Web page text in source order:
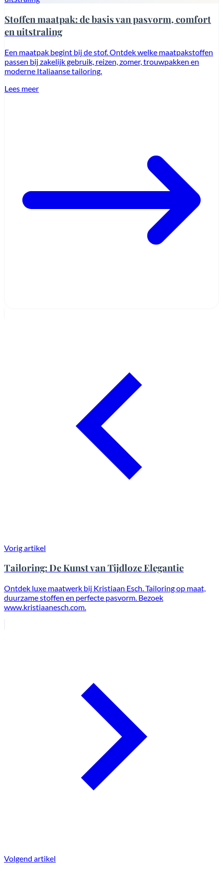
Stoffen maatpak: de basis van pasvorm, comfort
en uitstraling
Een maatpak begint bij de stof. Ontdek welke maatpakstoffen
passen bij zakelijk gebruik, reizen, zomer, trouwpakken en
moderne Italiaanse tailoring.
Lees meer
Vorig artikel
Tailoring: De Kunst van Tijdloze Elegantie
Ontdek luxe maatwerk bij Kristiaan Esch. Tailoring op maat,
duurzame stoffen en perfecte pasvorm. Bezoek
www.kristiaanesch.com.
Volgend artikel